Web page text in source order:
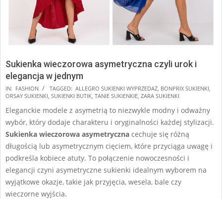
Sukienka wieczorowa asymetryczna czyli urok i
elegancja w jednym
2025-
10-
06
IN: FASHION TAGGED: ALLEGRO SUKIENKI WYPRZEDAŻ BONPRIX SUKIENKI
ORSAY SUKIENKI SUKIENKI BUTIK TANIE SUKIENKIE ZARA SUKIENKI
Eleganckie modele z asymetrią to niezwykle modny i odważny
wybór, który dodaje charakteru i oryginalności każdej stylizacji.
Sukienka wieczorowa asymetryczna cechuje się różną
długością lub asymetrycznym cięciem, które przyciąga uwagę i
podkreśla kobiece atuty. To połączenie nowoczesności i
elegancji czyni asymetryczne sukienki idealnym wyborem na
wyjątkowe okazje, takie jak przyjęcia, wesela, bale czy
wieczorne wyjścia.